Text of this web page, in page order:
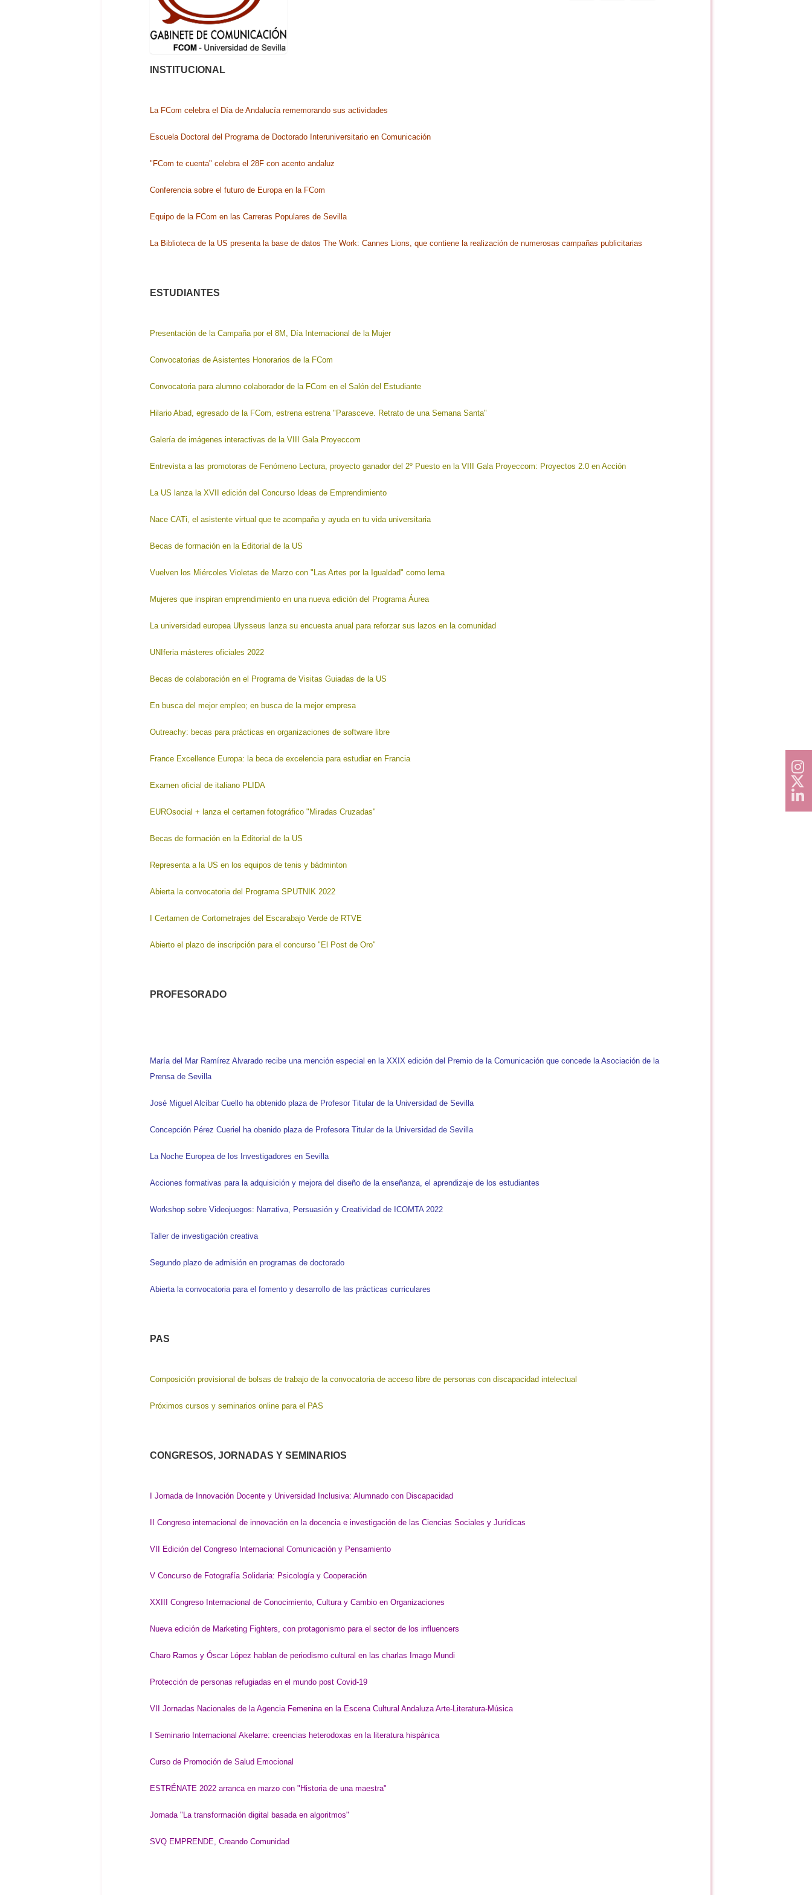
INSTITUCIONAL
La FCom celebra el Día de Andalucía rememorando sus actividades
Escuela Doctoral del Programa de Doctorado Interuniversitario en Comunicación
"FCom te cuenta" celebra el 28F con acento andaluz
Conferencia sobre el futuro de Europa en la FCom
Equipo de la FCom en las Carreras Populares de Sevilla
La Biblioteca de la US presenta la base de datos The Work: Cannes Lions, que contiene la realización de numerosas campañas publicitarias
ESTUDIANTES
Presentación de la Campaña por el 8M, Día Internacional de la Mujer
Convocatorias de Asistentes Honorarios de la FCom
Convocatoria para alumno colaborador de la FCom en el Salón del Estudiante
Hilario Abad, egresado de la FCom, estrena estrena "Parasceve. Retrato de una Semana Santa"
Galería de imágenes interactivas de la VIII Gala Proyeccom
Entrevista a las promotoras de Fenómeno Lectura, proyecto ganador del 2º Puesto en la VIII Gala Proyeccom: Proyectos 2.0 en Acción
La US lanza la XVII edición del Concurso Ideas de Emprendimiento
Nace CATi, el asistente virtual que te acompaña y ayuda en tu vida universitaria
Becas de formación en la Editorial de la US
Vuelven los Miércoles Violetas de Marzo con "Las Artes por la Igualdad" como lema
Mujeres que inspiran emprendimiento en una nueva edición del Programa Áurea
La universidad europea Ulysseus lanza su encuesta anual para reforzar sus lazos en la comunidad
UNIferia másteres oficiales 2022
Becas de colaboración en el Programa de Visitas Guiadas de la US
En busca del mejor empleo; en busca de la mejor empresa
Outreachy: becas para prácticas en organizaciones de software libre
France Excellence Europa: la beca de excelencia para estudiar en Francia
Examen oficial de italiano PLIDA
EUROsocial + lanza el certamen fotográfico "Miradas Cruzadas"
Becas de formación en la Editorial de la US
Representa a la US en los equipos de tenis y bádminton
Abierta la convocatoria del Programa SPUTNIK 2022
I Certamen de Cortometrajes del Escarabajo Verde de RTVE
Abierto el plazo de inscripción para el concurso "El Post de Oro"
PROFESORADO
María del Mar Ramírez Alvarado recibe una mención especial en la XXIX edición del Premio de la Comunicación que concede la Asociación de la
Prensa de Sevilla
José Miguel Alcíbar Cuello ha obtenido plaza de Profesor Titular de la Universidad de Sevilla
Concepción Pérez Cueriel ha obenido plaza de Profesora Titular de la Universidad de Sevilla
La Noche Europea de los Investigadores en Sevilla
Acciones formativas para la adquisición y mejora del diseño de la enseñanza, el aprendizaje de los estudiantes
Workshop sobre Videojuegos: Narrativa, Persuasión y Creatividad de ICOMTA 2022
Taller de investigación creativa
Segundo plazo de admisión en programas de doctorado
Abierta la convocatoria para el fomento y desarrollo de las prácticas curriculares
PAS
Composición provisional de bolsas de trabajo de la convocatoria de acceso libre de personas con discapacidad intelectual
Próximos cursos y seminarios online para el PAS
CONGRESOS, JORNADAS Y SEMINARIOS
I Jornada de Innovación Docente y Universidad Inclusiva: Alumnado con Discapacidad
II Congreso internacional de innovación en la docencia e investigación de las Ciencias Sociales y Jurídicas
VII Edición del Congreso Internacional Comunicación y Pensamiento
V Concurso de Fotografía Solidaria: Psicología y Cooperación
XXIII Congreso Internacional de Conocimiento, Cultura y Cambio en Organizaciones
Nueva edición de Marketing Fighters, con protagonismo para el sector de los influencers
Charo Ramos y Óscar López hablan de periodismo cultural en las charlas Imago Mundi
Protección de personas refugiadas en el mundo post Covid-19
VII Jornadas Nacionales de la Agencia Femenina en la Escena Cultural Andaluza Arte-Literatura-Música
I Seminario Internacional Akelarre: creencias heterodoxas en la literatura hispánica
Curso de Promoción de Salud Emocional
ESTRÉNATE 2022 arranca en marzo con "Historia de una maestra"
Jornada "La transformación digital basada en algoritmos"
SVQ EMPRENDE, Creando Comunidad